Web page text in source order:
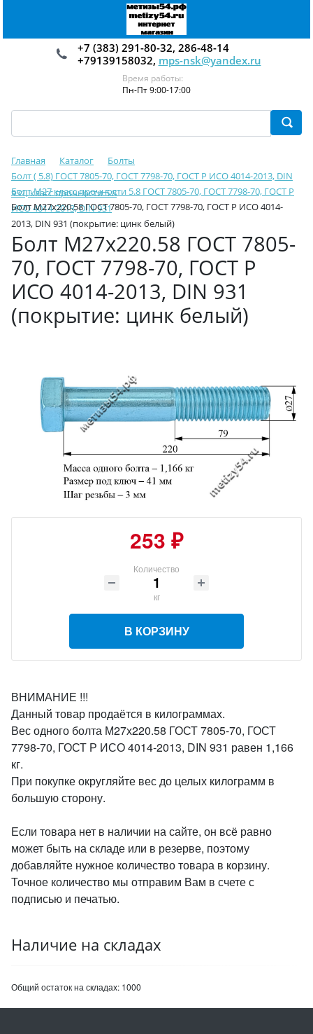
+7 (383) 291-80-32, 286-48-14
+79139158032, mps-nsk@yandex.ru
Время работы:
Пн-Пт 9:00-17:00
Главная Каталог
Болты
Болт ( 5.8) ГОСТ 7805-70, ГОСТ 7798-70, ГОСТ Р ИСО 4014-2013, DIN
931, класс прочности 5.8
Болт М27 класс прочности 5.8 ГОСТ 7805-70, ГОСТ 7798-70, ГОСТ Р
ИСО 4014-2013, DIN 931
Болт М27х220.58 ГОСТ 7805-70, ГОСТ 7798-70, ГОСТ Р ИСО 4014-
2013, DIN 931 (покрытие: цинк белый)
Болт М27х220.58 ГОСТ 7805-
70, ГОСТ 7798-70, ГОСТ Р
ИСО 4014-2013, DIN 931
(покрытие: цинк белый)
253 ₽
Количество
кг
В КОРЗИНУ
ВНИМАНИЕ !!!
Данный товар продаётся в килограммах.
Вес одного болта М27х220.58 ГОСТ 7805-70, ГОСТ
7798-70, ГОСТ Р ИСО 4014-2013, DIN 931 равен 1,166
кг.
При покупке округляйте вес до целых килограмм в
большую сторону.
Если товара нет в наличии на сайте, он всё равно
может быть на складе или в резерве, поэтому
добавляйте нужное количество товара в корзину.
Точное количество мы отправим Вам в счете с
подписью и печатью.
Наличие на складах
Общий остаток на складах: 1000